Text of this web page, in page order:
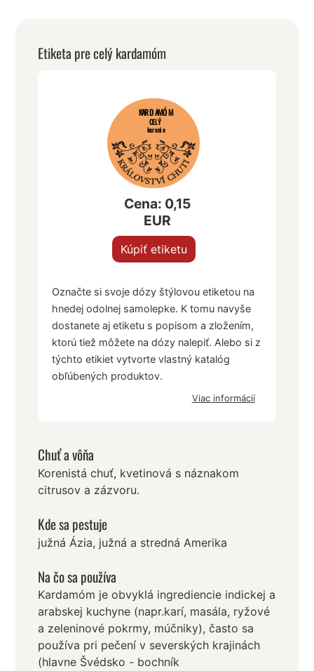
Etiketa pre celý kardamóm
KARDAMÓM
CELÝ
korenie
Cena: 0,15
EUR
Kúpiť etiketu
Označte si svoje dózy štýlovou etiketou na
hnedej odolnej samolepke. K tomu navyše
dostanete aj etiketu s popisom a zložením,
ktorú tiež môžete na dózy nalepiť. Alebo si z
týchto etikiet vytvorte vlastný katalóg
obľúbených produktov.
Viac informácií
Chuť a vôňa
Korenistá chuť, kvetinová s náznakom
citrusov a zázvoru.
Kde sa pestuje
južná Ázia, južná a stredná Amerika
Na čo sa používa
Kardamóm je obvyklá ingrediencie indickej a
arabskej kuchyne (napr.karí, masála, ryžové
a zeleninové pokrmy, múčniky), často sa
používa pri pečení v severských krajinách
(hlavne Švédsko - bochník